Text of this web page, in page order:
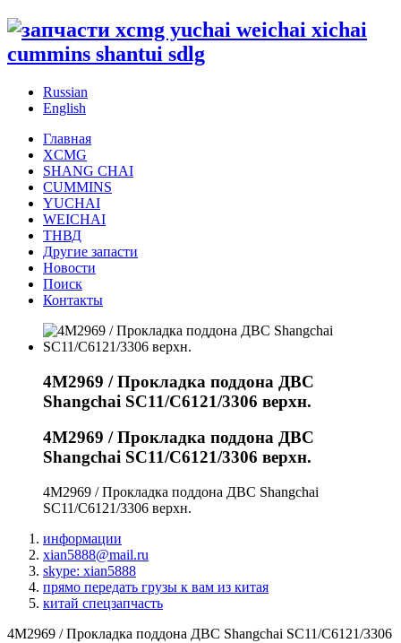
Russian
English
Главная
XCMG
SHANG CHAI
CUMMINS
YUCHAI
WEICHAI
ТНВД
Другие запасти
Новости
Поиск
Контакты
4M2969 / Прокладка поддона ДВС
Shangchai SC11/C6121/3306 верхн.
4M2969 / Прокладка поддона ДВС
Shangchai SC11/C6121/3306 верхн.
4M2969 / Прокладка поддона ДВС Shangchai
SC11/C6121/3306 верхн.
информации
xian5888@mail.ru
skype: xian5888
прямо передать грузы к вам из китая
китай спецзапчасть
4M2969 / Прокладка поддона ДВС Shangchai SC11/C6121/3306